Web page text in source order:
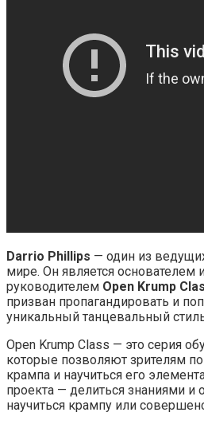
Darrio Phillips — один из
мире. Он является
руководителем Open Krump
призван пропагандировать и
уникальный танцевальный
Open Krump Class — это серия
которые позволяют зрителям
крампа и научиться его
проекта — делиться знаниями и
научиться крампу или